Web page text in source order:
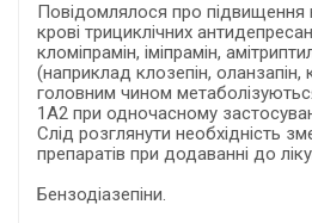
Повідомлялося про підвищення
крові трициклічних
кломіпрамін, іміпрамін,
(наприклад клозепін, оланзапін,
головним чином
1А2 при одночасному
Слід розглянути необхідність
препаратів при додаванні до
Бензодіазепіни.